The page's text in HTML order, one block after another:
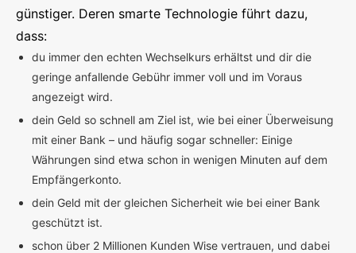
günstiger. Deren smarte Technologie führt dazu,
dass:
du immer den echten Wechselkurs erhältst und dir die
geringe anfallende Gebühr immer voll und im Voraus
angezeigt wird.
dein Geld so schnell am Ziel ist, wie bei einer Überweisung
mit einer Bank – und häufig sogar schneller: Einige
Währungen sind etwa schon in wenigen Minuten auf dem
Empfängerkonto.
dein Geld mit der gleichen Sicherheit wie bei einer Bank
geschützt ist.
schon über 2 Millionen Kunden Wise vertrauen, und dabei